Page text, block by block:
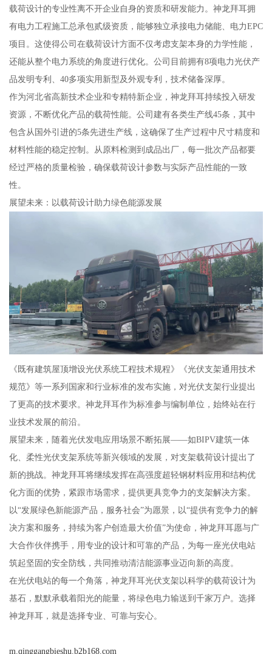
载荷设计的专业性离不开企业自身的资质和研发能力。神龙拜耳拥
有电力工程施工总承包贰级资质，能够独立承接电力储能、电力EPC
项目。这使得公司在载荷设计方面不仅考虑支架本身的力学性能，
还能从整个电力系统的角度进行优化。公司目前拥有8项电力光伏产
品发明专利、40多项实用新型及外观专利，技术储备深厚。
作为河北省高新技术企业和专精特新企业，神龙拜耳持续投入研发
资源，不断优化产品的载荷性能。公司建有各类生产线45条，其中
包含从国外引进的5条先进生产线，这确保了生产过程中尺寸精度和
材料性能的稳定控制。从原料检测到成品出厂，每一批次产品都要
经过严格的质量检验，确保载荷设计参数与实际产品性能的一致
性。
展望未来：以载荷设计助力绿色能源发展
《既有建筑屋顶增设光伏系统工程技术规程》《光伏支架通用技术
规范》等一系列国家和行业标准的发布实施，对光伏支架行业提出
了更高的技术要求。神龙拜耳作为标准参与编制单位，始终站在行
业技术发展的前沿。
展望未来，随着光伏发电应用场景不断拓展——如BIPV建筑一体
化、柔性光伏支架系统等新兴领域的发展，对支架载荷设计提出了
新的挑战。神龙拜耳将继续发挥在高强度超轻钢材料应用和结构优
化方面的优势，紧跟市场需求，提供更具竞争力的支架解决方案。
以“发展绿色新能源产品，服务社会”为愿景，以“提供有竞争力的解
决方案和服务，持续为客户创造最大价值”为使命，神龙拜耳愿与广
大合作伙伴携手，用专业的设计和可靠的产品，为每一座光伏电站
筑起坚固的安全防线，共同推动清洁能源事业迈向新的高度。
在光伏电站的每一个角落，神龙拜耳光伏支架以科学的载荷设计为
基石，默默承载着阳光的能量，将绿色电力输送到千家万户。选择
神龙拜耳，就是选择专业、可靠与安心。
m.qinggangbieshu.b2b168.com